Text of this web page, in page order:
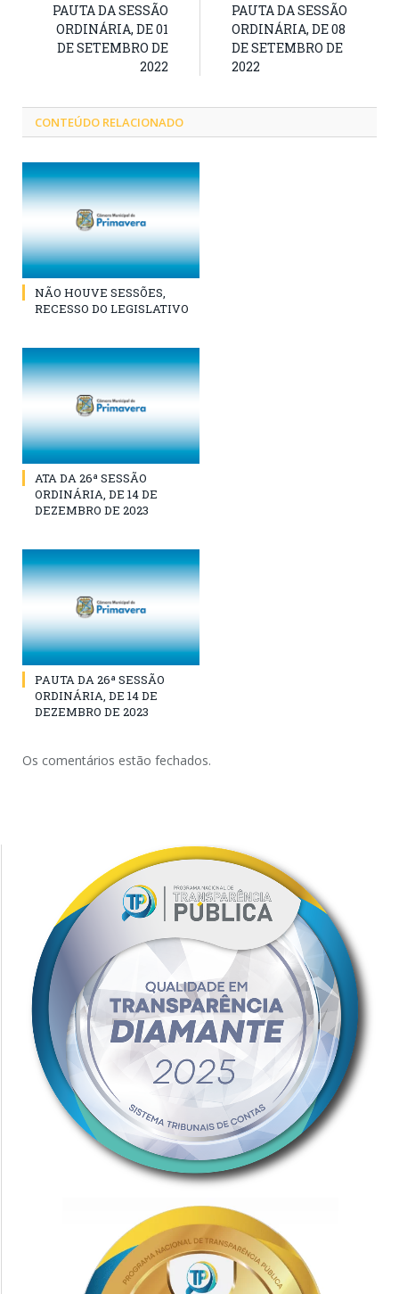
PAUTA DA SESSÃO
ORDINÁRIA, DE 01
DE SETEMBRO DE
2022
PAUTA DA SESSÃO
ORDINÁRIA, DE 08
DE SETEMBRO DE
2022
CONTEÚDO RELACIONADO
NÃO HOUVE SESSÕES,
RECESSO DO LEGISLATIVO
ATA DA 26ª SESSÃO
ORDINÁRIA, DE 14 DE
DEZEMBRO DE 2023
PAUTA DA 26ª SESSÃO
ORDINÁRIA, DE 14 DE
DEZEMBRO DE 2023
Os comentários estão fechados.